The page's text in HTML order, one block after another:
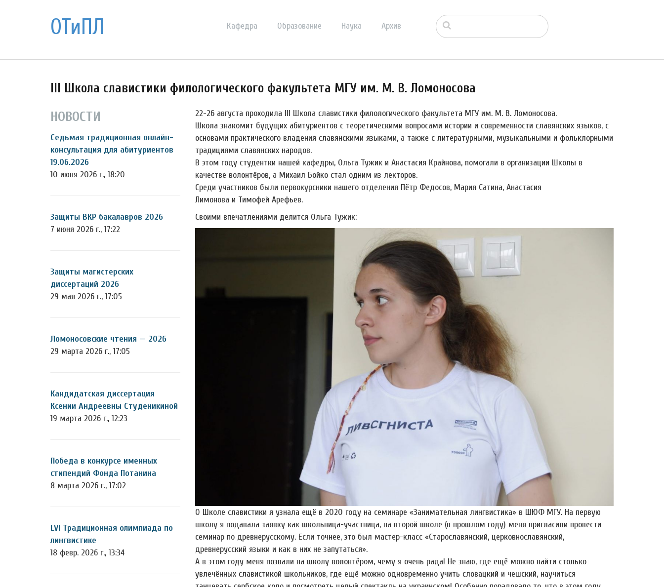
ОТиПЛ Кафедра Образование Наука Архив
III Школа славистики филологического факультета МГУ им. М. В. Ломоносова
НОВОСТИ
Седьмая традиционная онлайн-
консультация для абитуриентов
19.06.2026
10 июня 2026 г., 18:20
Защиты ВКР бакалавров 2026
7 июня 2026 г., 17:22
Защиты магистерских
диссертаций 2026
29 мая 2026 г., 17:05
Ломоносовские чтения — 2026
29 марта 2026 г., 17:05
Кандидатская диссертация
Ксении Андреевны Студеникиной
19 марта 2026 г., 12:23
Победа в конкурсе именных
стипендий Фонда Потанина
8 марта 2026 г., 17:02
LVI Традиционная олимпиада по
лингвистике
18 февр. 2026 г., 13:34
22-26 августа проходила III Школа славистики филологического факультета МГУ им. М. В. Ломоносова.
Школа знакомит будущих абитуриентов с теоретическими вопросами истории и современности славянских языков, с
основами практического владения славянскими языками, а также с литературными, музыкальными и фольклорными
традициями славянских народов.
В этом году студентки нашей кафедры, Ольга Тужик и Анастасия Крайнова, помогали в организации Школы в
качестве волонтёров, а Михаил Бойко стал одним из лекторов.
Среди участников были первокурсники нашего отделения Пётр Федосов, Мария Сатина, Анастасия
Лимонова и Тимофей Арефьев.
Своими впечатлениями делится Ольга Тужик:
О Школе славистики я узнала ещё в 2020 году на семинаре «Занимательная лингвистика» в ШЮФ МГУ. На первую
школу я подавала заявку как школьница-участница, на второй школе (в прошлом году) меня пригласили провести
семинар по древнерусскому. Если точнее, это был мастер-класс «Старославянский, церковнославянский,
древнерусский языки и как в них не запутаться».
А в этом году меня позвали на школу волонтёром, чему я очень рада! Не знаю, где ещё можно найти столько
увлечëнных славистикой школьников, где ещё можно одновременно учить словацкий и чешский, научиться